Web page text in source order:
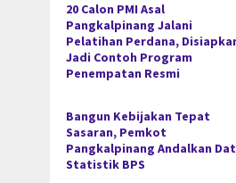
20 Calon PMI Asal
Pangkalpinang Jalani
Pelatihan Perdana,
Jadi Contoh Program
Penempatan Resmi
Bangun Kebijakan Tepat
Sasaran, Pemkot
Pangkalpinang Andalkan
Statistik BPS